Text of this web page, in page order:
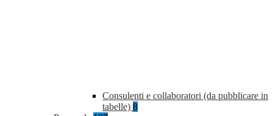
Consulenti e collaboratori (da pubblicare in
tabelle) 8